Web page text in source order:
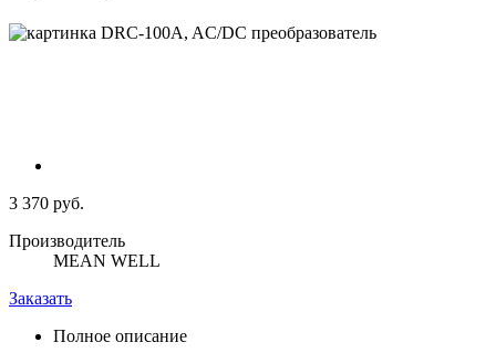
3 370 руб.
Производитель
MEAN WELL
Заказать
Полное описание